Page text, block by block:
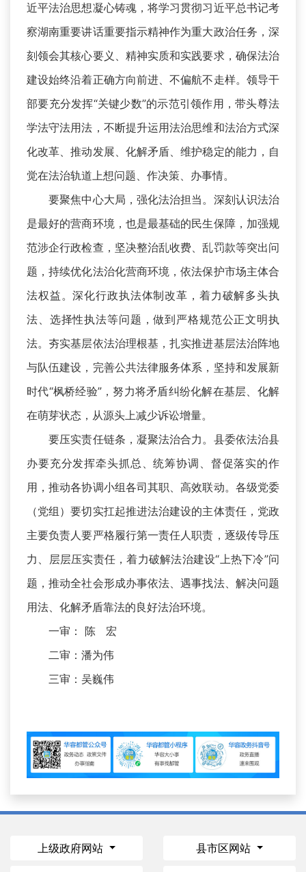
近平法治思想凝心铸魂，将学习贯彻习近平总书记考
察湖南重要讲话重要指示精神作为重大政治任务，深
刻领会其核心要义、精神实质和实践要求，确保法治
建设始终沿着正确方向前进、不偏航不走样。领导干
部要充分发挥“关键少数”的示范引领作用，带头尊法
学法守法用法，不断提升运用法治思维和法治方式深
化改革、推动发展、化解矛盾、维护稳定的能力，自
觉在法治轨道上想问题、作决策、办事情。
要聚焦中心大局，强化法治担当。深刻认识法治
是最好的营商环境，也是最基础的民生保障，加强规
范涉企行政检查，坚决整治乱收费、乱罚款等突出问
题，持续优化法治化营商环境，依法保护市场主体合
法权益。深化行政执法体制改革，着力破解多头执
法、选择性执法等问题，做到严格规范公正文明执
法。夯实基层依法治理根基，扎实推进基层法治阵地
与队伍建设，完善公共法律服务体系，坚持和发展新
时代“枫桥经验”，努力将矛盾纠纷化解在基层、化解
在萌芽状态，从源头上减少诉讼增量。
要压实责任链条，凝聚法治合力。县委依法治县
办要充分发挥牵头抓总、统筹协调、督促落实的作
用，推动各协调小组各司其职、高效联动。各级党委
（党组）要切实扛起推进法治建设的主体责任，党政
主要负责人要严格履行第一责任人职责，逐级传导压
力、层层压实责任，着力破解法治建设“上热下冷”问
题，推动全社会形成办事依法、遇事找法、解决问题
用法、化解矛盾靠法的良好法治环境。
一审： 陈 宏
二审：潘为伟
三审：吴巍伟
上级政府网站 县市区网站